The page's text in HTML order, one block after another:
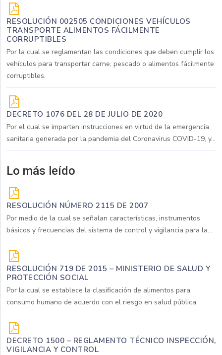
RESOLUCIÓN 002505 CONDICIONES VEHÍCULOS
TRANSPORTE ALIMENTOS FÁCILMENTE
CORRUPTIBLES
Por la cual se reglamentan las condiciones que deben cumplir los
vehículos para transportar carne, pescado o alimentos fácilmente
corruptibles.
DECRETO 1076 DEL 28 DE JULIO DE 2020
Por el cual se imparten instrucciones en virtud de la emergencia
sanitaria generada por la pandemia del Coronavirus COVID-19, y...
Lo más leído
RESOLUCIÓN NÚMERO 2115 DE 2007
Por medio de la cual se señalan características, instrumentos
básicos y frecuencias del sistema de control y vigilancia para la...
RESOLUCIÓN 719 DE 2015 – MINISTERIO DE SALUD Y
PROTECCIÓN SOCIAL
Por la cual se establece la clasificación de alimentos para
consumo humano de acuerdo con el riesgo en salud pública.
DECRETO 1500 – REGLAMENTO TÉCNICO INSPECCIÓN,
VIGILANCIA Y CONTROL